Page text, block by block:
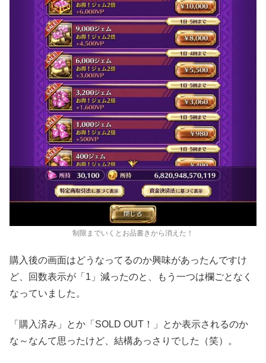
制限までいくとお品書きから消えた！
購入後の画面はどうなってるのか興味があったんですけ
ど、回数表示が「1」減ったのと、もう一つは欄ごとなく
なっていました。
「購入済み」とか「SOLD OUT！」とか表示されるのか
な～なんて思ったけど、結構あっさりでした（笑）。